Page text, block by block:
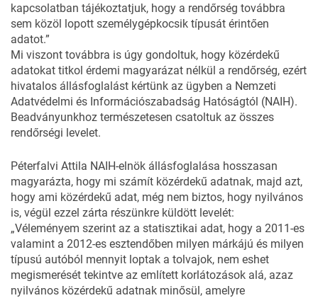
kapcsolatban tájékoztatjuk, hogy a rendőrség továbbra
sem közöl lopott személygépkocsik típusát érintően
adatot.”
Mi viszont továbbra is úgy gondoltuk, hogy közérdekű
adatokat titkol érdemi magyarázat nélkül a rendőrség, ezért
hivatalos állásfoglalást kértünk az ügyben a Nemzeti
Adatvédelmi és Információszabadság Hatóságtól (NAIH).
Beadványunkhoz természetesen csatoltuk az összes
rendőrségi levelet.
Péterfalvi Attila NAIH-elnök állásfoglalása hosszasan
magyarázta, hogy mi számít közérdekű adatnak, majd azt,
hogy ami közérdekű adat, még nem biztos, hogy nyilvános
is, végül ezzel zárta részünkre küldött levelét:
„Véleményem szerint az a statisztikai adat, hogy a 2011-es
valamint a 2012-es esztendőben milyen márkájú és milyen
típusú autóból mennyit loptak a tolvajok, nem eshet
megismerését tekintve az említett korlátozások alá, azaz
nyilvános közérdekű adatnak minősül, amelyre